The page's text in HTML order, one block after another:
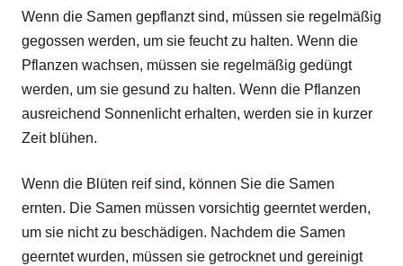
Wenn die Samen gepflanzt sind, müssen sie regelmäßig
gegossen werden, um sie feucht zu halten. Wenn die
Pflanzen wachsen, müssen sie regelmäßig gedüngt
werden, um sie gesund zu halten. Wenn die Pflanzen
ausreichend Sonnenlicht erhalten, werden sie in kurzer
Zeit blühen.
Wenn die Blüten reif sind, können Sie die Samen
ernten. Die Samen müssen vorsichtig geerntet werden,
um sie nicht zu beschädigen. Nachdem die Samen
geerntet wurden, müssen sie getrocknet und gereinigt